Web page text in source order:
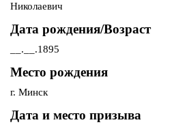
Николаевич
Дата рождения/Возраст
__.__.1895
Место рождения
г. Минск
Дата и место призыва